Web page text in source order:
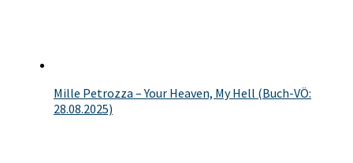
Mille Petrozza – Your Heaven, My Hell (Buch-VÖ:
28.08.2025)